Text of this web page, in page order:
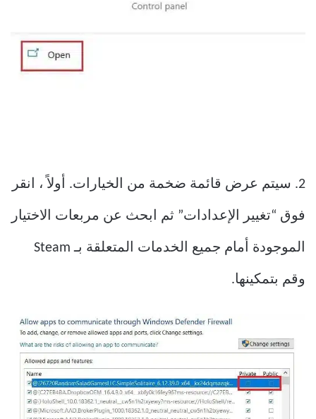
2. سيتم عرض قائمة ضخمة من الخيارات. أولاً ، انقر
فوق “تغيير الإعدادات” ثم ابحث عن مربعات الاختيار
الموجودة أمام جميع الخدمات المتعلقة بـ Steam
وقم بتمكينها.